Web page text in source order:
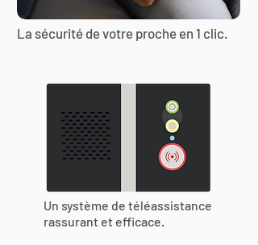
La sécurité de votre proche en 1 clic.
Un système de téléassistance
rassurant et efficace.